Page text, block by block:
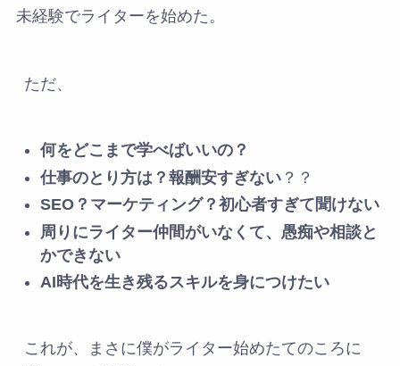
未経験でライターを始めた。
ただ、
何をどこまで学べばいいの？
仕事のとり方は？報酬安すぎない？？
SEO？マーケティング？初心者すぎて聞けない
周りにライター仲間がいなくて、愚痴や相談と
かできない
AI時代を生き残るスキルを身につけたい
これが、まさに僕がライター始めたてのころに